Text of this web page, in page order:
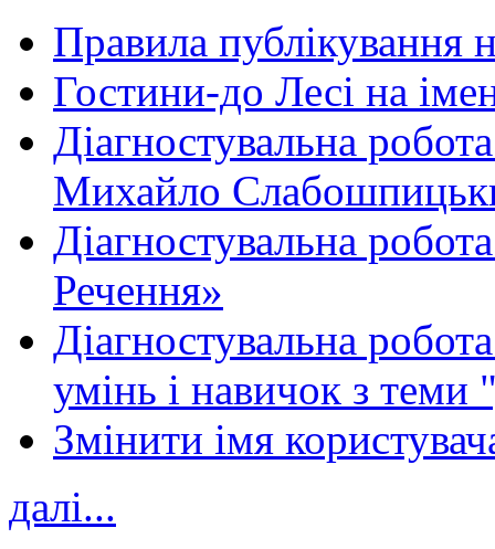
Правила публікування
Гостини-до Лесі на
Діагностувальна
Михайло
Діагностувальна
Речення»
Діагностувальна
умінь і навичок з теми
Змінити імя
далі...